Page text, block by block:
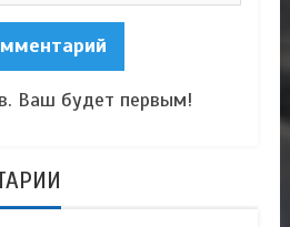
Ваш будет первым!